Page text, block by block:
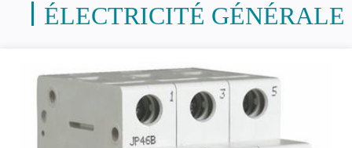
ÉLECTRICITÉ GÉNÉRALE